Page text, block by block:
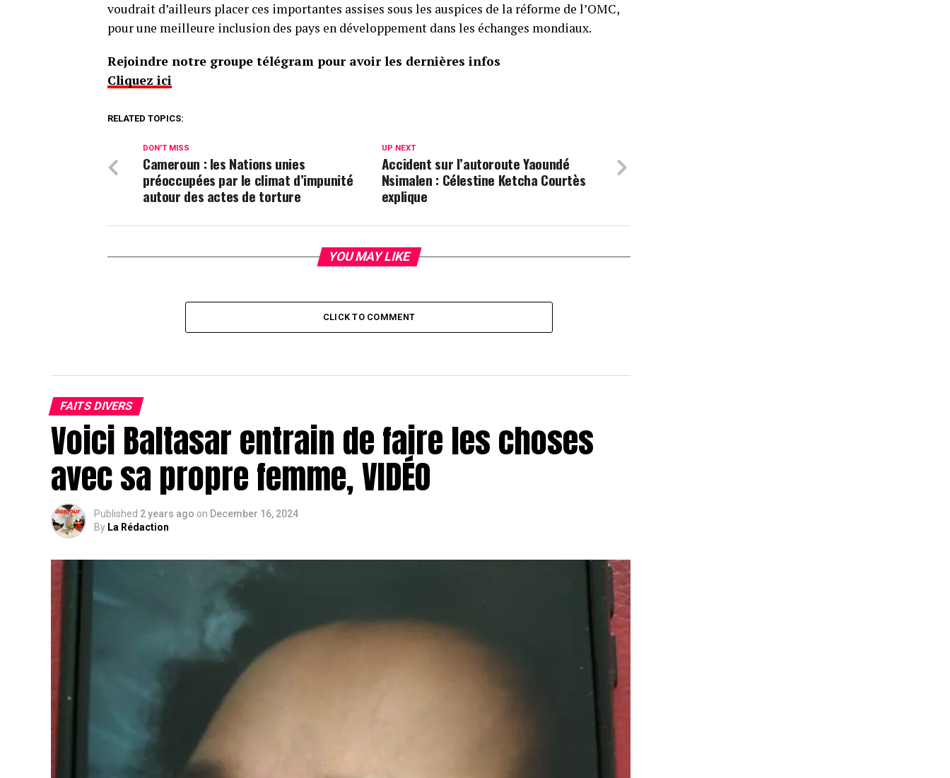
voudrait d’ailleurs placer ces importantes assises sous les auspices de la réforme de l’OMC,
pour une meilleure inclusion des pays en développement dans les échanges mondiaux.
Rejoindre notre groupe télégram pour avoir les dernières infos
Cliquez ici
RELATED TOPICS:
UP NEXT
Accident sur l’autoroute Yaoundé
Nsimalen : Célestine Ketcha Courtès
explique
DON'T MISS
Cameroun : les Nations unies
préoccupées par le climat d’impunité
autour des actes de torture
YOU MAY LIKE
CLICK TO COMMENT
FAITS DIVERS
Voici Baltasar entrain de faire les choses
avec sa propre femme, VIDÉO
Published 2 years ago on December 16, 2024
By La Rédaction